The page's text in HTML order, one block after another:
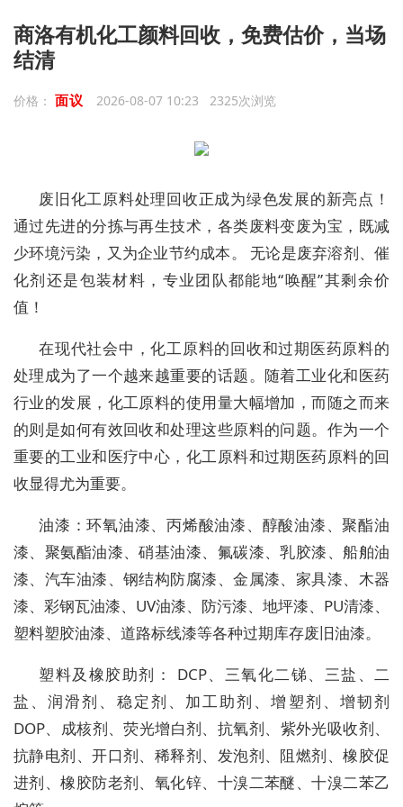
商洛有机化工颜料回收，免费估价，当场
结清
价格： 面议 2026-08-07 10:23 2325次浏览
废旧化工原料处理回收正成为绿色发展的新亮点！
通过先进的分拣与再生技术，各类废料变废为宝，既减
少环境污染，又为企业节约成本。 无论是废弃溶剂、催
化剂还是包装材料，专业团队都能地“唤醒”其剩余价
值！
在现代社会中，化工原料的回收和过期医药原料的
处理成为了一个越来越重要的话题。随着工业化和医药
行业的发展，化工原料的使用量大幅增加，而随之而来
的则是如何有效回收和处理这些原料的问题。作为一个
重要的工业和医疗中心，化工原料和过期医药原料的回
收显得尤为重要。
油漆：环氧油漆、丙烯酸油漆、醇酸油漆、聚酯油
漆、聚氨酯油漆、硝基油漆、氟碳漆、乳胶漆、船舶油
漆、汽车油漆、钢结构防腐漆、金属漆、家具漆、木器
漆、彩钢瓦油漆、UV油漆、防污漆、地坪漆、PU清漆、
塑料塑胶油漆、道路标线漆等各种过期库存废旧油漆。
塑料及橡胶助剂： DCP、三氧化二锑、三盐、二
盐、润滑剂、稳定剂、加工助剂、增塑剂、增韧剂
DOP、成核剂、荧光增白剂、抗氧剂、紫外光吸收剂、
抗静电剂、开口剂、稀释剂、发泡剂、阻燃剂、橡胶促
进剂、橡胶防老剂、氧化锌、十溴二苯醚、十溴二苯乙